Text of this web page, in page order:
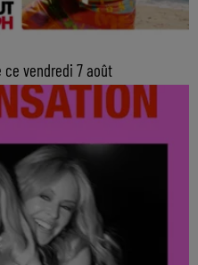
ce vendredi 7 août